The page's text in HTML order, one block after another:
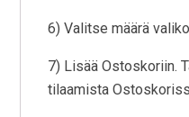
6) Valitse määrä
7) Lisää Ostoskoriin.
tilaamista